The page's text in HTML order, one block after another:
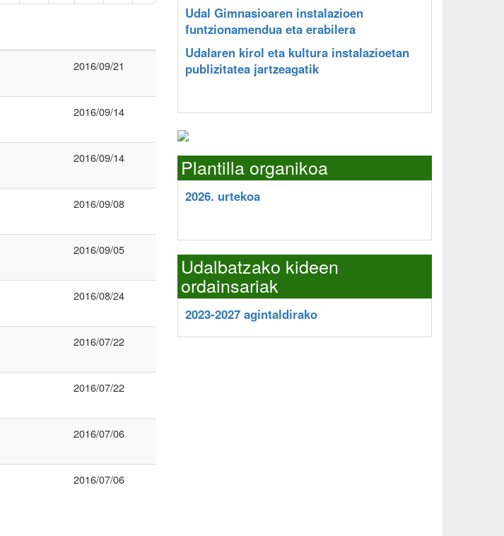
2016/09/21
2016/09/14
2016/09/14
2016/09/08
2016/09/05
2016/08/24
2016/07/22
2016/07/22
2016/07/06
2016/07/06
Udal Gimnasioaren instalazioen
funtzionamendua eta erabilera
Udalaren kirol eta kultura instalazioetan
publizitatea jartzeagatik
Plantilla organikoa
2026. urtekoa
Udalbatzako kideen
ordainsariak
2023-2027 agintaldirako